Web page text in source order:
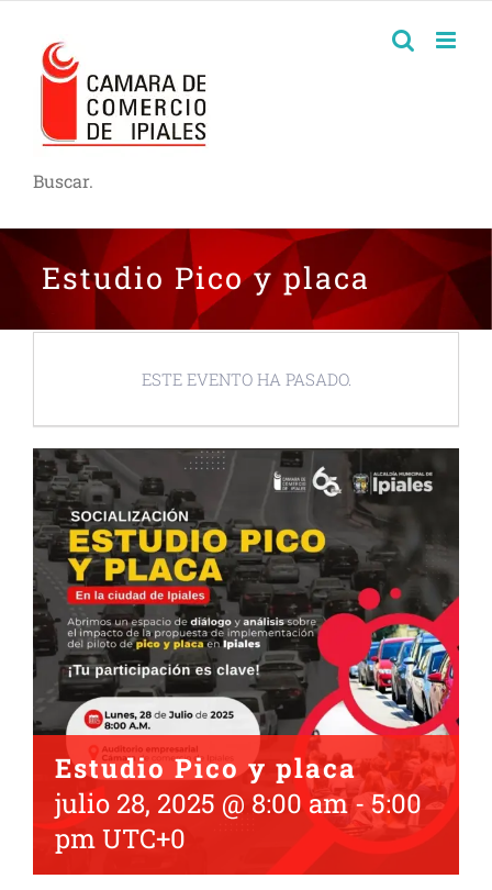
Buscar.
Estudio Pico y placa
ESTE EVENTO HA PASADO.
Estudio Pico y placa
julio 28, 2025 @ 8:00 am-5:00
pmUTC+0